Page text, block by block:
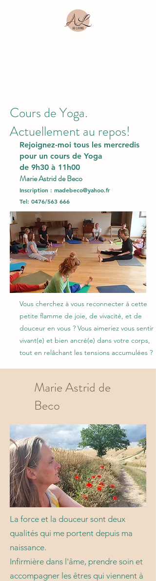
Cours de Yoga.
Actuellement au repos!
Rejoignez-moi tous les mercredis
pour un cours de Yoga
de 9h30 à 11h00
Marie Astrid de Beco
Inscription : madebeco@yahoo.fr
Tel: 0476/563 666
Vous cherchez à vous reconnecter à cette
petite flamme de joie, de vivacité, et de
douceur en vous ? Vous aimeriez vous sentir
vivant(e) et bien ancré(e) dans votre corps,
tout en relâchant les tensions accumulées ?
Marie Astrid de
Beco
La force et la douceur sont deux
qualités qui me portent depuis ma
naissance.
Infirmière dans l'âme, prendre soin et
accompagner les êtres qui viennent à